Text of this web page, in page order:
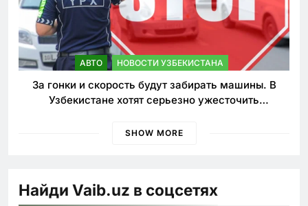
АВТО НОВОСТИ УЗБЕКИСТАНА
За гонки и скорость будут забирать машины. В
Узбекистане хотят серьезно ужесточить
SHOW MORE
Найди Vaib.uz в соцсетях